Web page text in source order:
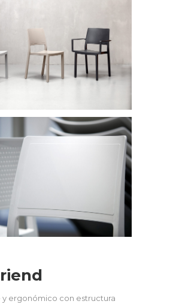
y ergonómico con estructura